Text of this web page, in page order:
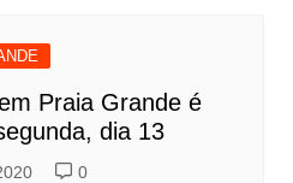
Praia Grande é
dia 13
0